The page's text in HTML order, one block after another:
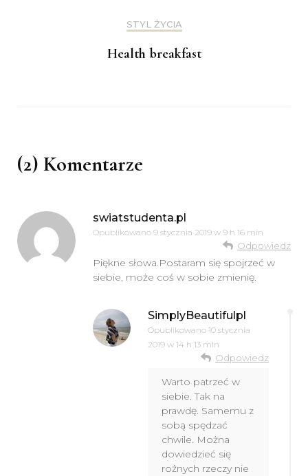
STYL ŻYCIA
Health breakfast
(2) Komentarze
swiatstudenta.pl
Opublikowano 9 stycznia 2019 w 9 h 16 min
Odpowiedz
Piękne słowa.Postaram się spojrzeć w
siebie, może coś w sobie zmienię.
SimplyBeautifulpl
Opublikowano 10 stycznia
2019 w 14 h 13 min
Odpowiedz
Warto patrzeć w
siebie. Tak na
prawdę. Samemu z
sobą spędzać
chwile. Można
dowiedzieć się
rożnych rzeczy nie